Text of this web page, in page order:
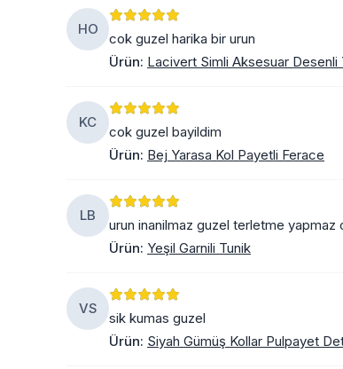
HO
cok guzel harika bir urun
Ürün: Lacivert Simli Aksesuar Desenli
KC
cok guzel bayildim
Ürün: Bej Yarasa Kol Payetli Ferace
LB
urun inanilmaz guzel terletme yapmaz
Ürün: Yeşil Garnili Tunik
VS
sik kumas guzel
Ürün: Siyah Gümüş Kollar Pulpayet